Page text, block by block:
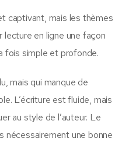
captivant, mais les thèmes
lecture en ligne une façon
fois simple et profonde.
mais qui manque de
L’écriture est fluide, mais
au style de l’auteur. Le
nécessairement une bonne